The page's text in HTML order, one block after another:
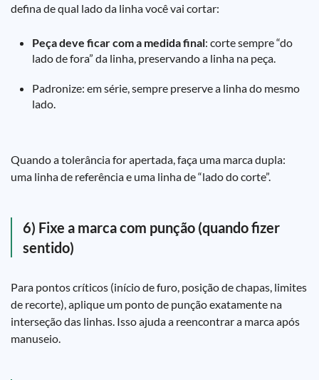
defina de qual lado da linha você vai cortar:
Peça deve ficar com a medida final: corte sempre “do
lado de fora” da linha, preservando a linha na peça.
Padronize: em série, sempre preserve a linha do mesmo
lado.
Quando a tolerância for apertada, faça uma marca dupla:
uma linha de referência e uma linha de “lado do corte”.
6) Fixe a marca com punção (quando fizer
sentido)
Para pontos críticos (início de furo, posição de chapas, limites
de recorte), aplique um ponto de punção exatamente na
interseção das linhas. Isso ajuda a reencontrar a marca após
manuseio.